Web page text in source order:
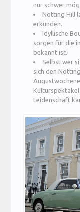
nur schwer
Notting Hill
erkunden.
Idyllische
sorgen für die
bekannt ist.
Selbst wer
sich den
Leidenschaft